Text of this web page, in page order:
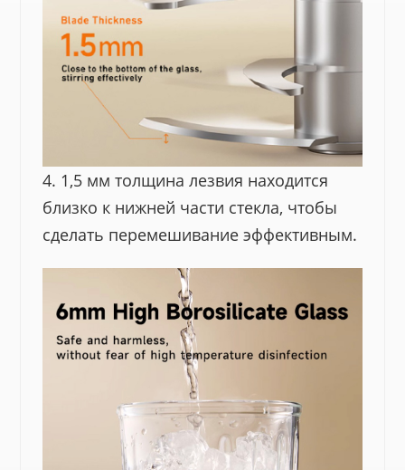
4. 1,5 мм толщина лезвия находится
близко к нижней части стекла, чтобы
сделать перемешивание эффективным.